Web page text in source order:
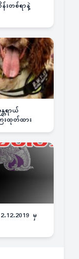
းတစ်ရာနဲ့
ရာယ်
ေးထုတ်ထား
မှ